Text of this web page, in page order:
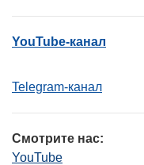
YouTube-канал
Telegram-канал
Смотрите нас:
YouTube